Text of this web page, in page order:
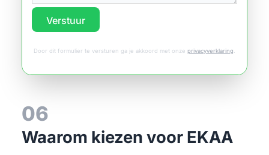
Verstuur
Door dit formulier te versturen ga je akkoord met onze privacyverklaring
06
Waarom kiezen voor EKAA